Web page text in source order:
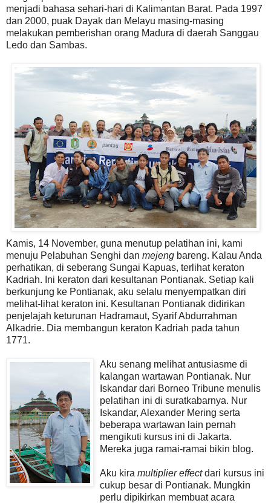
menjadi bahasa sehari-hari di Kalimantan Barat. Pada 1997
dan 2000, puak Dayak dan Melayu masing-masing
melakukan pemberishan orang Madura di daerah Sanggau
Ledo dan Sambas.
Kamis, 14 November, guna menutup pelatihan ini, kami
menuju Pelabuhan Senghi dan mejeng bareng. Kalau Anda
perhatikan, di seberang Sungai Kapuas, terlihat keraton
Kadriah. Ini keraton dari kesultanan Pontianak. Setiap kali
berkunjung ke Pontianak, aku selalu menyempatkan diri
melihat-lihat keraton ini. Kesultanan Pontianak didirikan
penjelajah keturunan Hadramaut, Syarif Abdurrahman
Alkadrie. Dia membangun keraton Kadriah pada tahun
1771.
Aku senang melihat antusiasme di
kalangan wartawan Pontianak. Nur
Iskandar dari Borneo Tribune menulis
pelatihan ini di suratkabarnya. Nur
Iskandar, Alexander Mering serta
beberapa wartawan lain pernah
mengikuti kursus ini di Jakarta.
Mereka juga ramai-ramai bikin blog.
Aku kira multiplier effectdari kursus ini
cukup besar di Pontianak. Mungkin
perlu dipikirkan membuat acara